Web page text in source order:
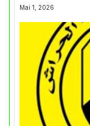
Mai 1, 2026